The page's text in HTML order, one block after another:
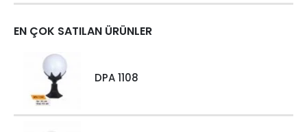
EN ÇOK SATILAN ÜRÜNLER
DPA 1108